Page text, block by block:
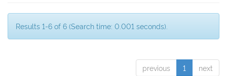
Results 1-6 of 6 (Search time: 0.001 seconds).
previous 1 next